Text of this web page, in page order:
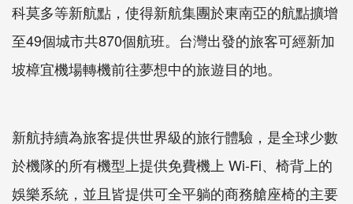
科莫多等新航點，使得新航集團於東南亞的航點擴增
至49個城市共870個航班。台灣出發的旅客可經新加
坡樟宜機場轉機前往夢想中的旅遊目的地。
新航持續為旅客提供世界級的旅行體驗，是全球少數
於機隊的所有機型上提供免費機上 Wi-Fi、椅背上的
娛樂系統，並且皆提供可全平躺的商務艙座椅的主要